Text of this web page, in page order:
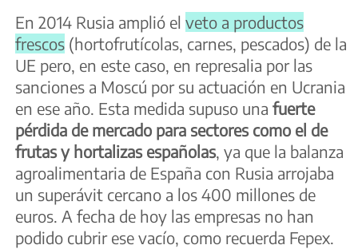
En 2014 Rusia amplió el veto a productos
frescos (hortofrutícolas, carnes, pescados) de la
UE pero, en este caso, en represalia por las
sanciones a Moscú por su actuación en Ucrania
en ese año. Esta medida supuso una fuerte
pérdida de mercado para sectores como el de
frutas y hortalizas españolas, ya que la balanza
agroalimentaria de España con Rusia arrojaba
un superávit cercano a los 400 millones de
euros. A fecha de hoy las empresas no han
podido cubrir ese vacío, como recuerda Fepex.